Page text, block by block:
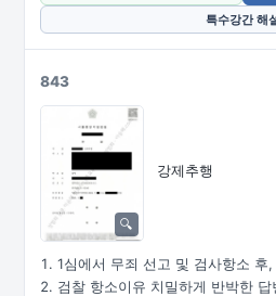
특수강간 해
843
강제추행
1심에서 무죄 선고 및 검사항소 후
검찰 항소이유 치밀하게 반박한